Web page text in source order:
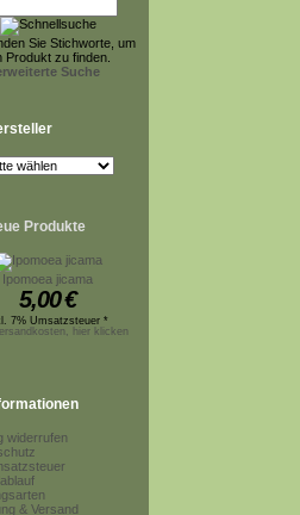
Sie Stichworte, um
Produkt zu finden.
Suche
Produkte
Ipomoea jicama
5,00€
7% Umsatzsteuer *
hier klicken
widerrufen
& Versand